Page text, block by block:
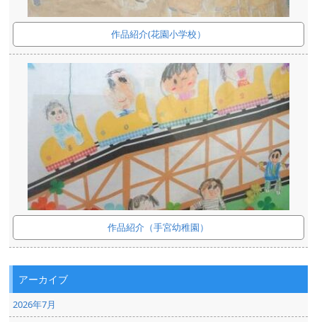
作品紹介(花園小学校）
作品紹介（手宮幼稚園）
アーカイブ
2026年7月